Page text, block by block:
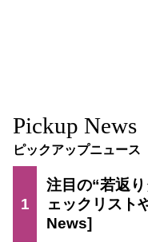
Pickup News
ピックアップニュース
1
注目の“若返
ェックリスト